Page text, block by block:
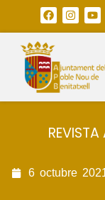
6 octubre